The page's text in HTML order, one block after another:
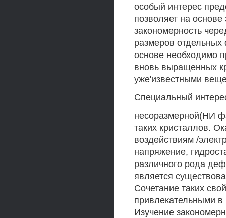
особый интерес
позволяет на
закономерность
размеров отдельных
основе необходимо
вновь выращенных
уже'известными
Специальный
несоразмерной(НИ
таких кристаллов.
воздействиям /
напряжение,
различного рода
является
Сочетание таких
привлекательными
Изучение